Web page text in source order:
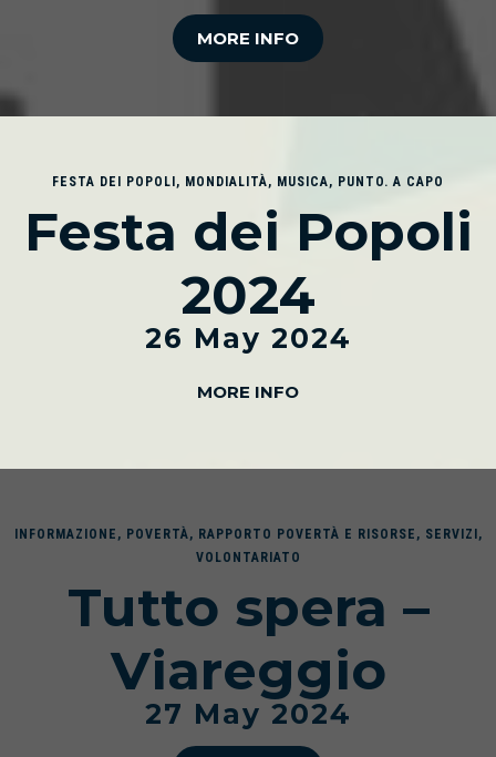
MORE INFO
FESTA DEI POPOLI , MONDIALITÀ, MUSICA, PUNTO. A CAPO
Festa dei Popoli
2024
26 May 2024
MORE INFO
INFORMAZIONE , POVERTÀ, RAPPORTO POVERTÀ E RISORSE , SERVIZI ,
VOLONTARIATO
Tutto spera –
Viareggio
27 May 2024